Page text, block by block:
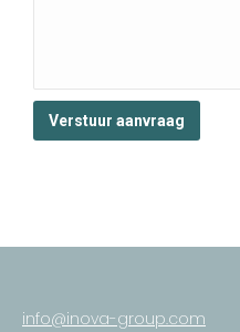
info@inova-group.com